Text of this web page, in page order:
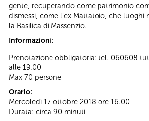
gente, recuperando come patrimonio
dismessi, come l’ex Mattatoio, che
la Basilica di Massenzio.
Informazioni:
Prenotazione obbligatoria: tel. 060608
alle 19.00
Max 70 persone
Orario:
Mercoledì 17 ottobre 2018 ore 16.00
Durata: circa 90 minuti